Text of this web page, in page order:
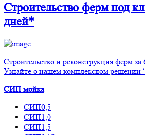
Строительство фермпод
дней*
Строительство и реконструкция ферм
Узнайте о нашем комплексном решении
СИП мойка
СИП0,5
СИП1,0
СИП1,5